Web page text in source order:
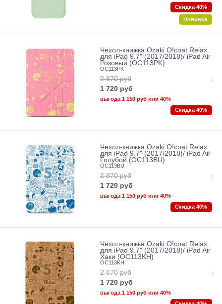
Скидка 40%
Новинка
Чехол-книжка Ozaki O!coat Relax
для iPad 9.7" (2017/2018)/ iPad Air
Розовый (OC113PK)
OC113PK
2 870 руб
1 720 руб
выгода 1 150 рубили 40%
Скидка 40%
Чехол-книжка Ozaki O!coat Relax
для iPad 9.7" (2017/2018)/ iPad Air
Голубой (OC113BU)
OC113BU
2 870 руб
1 720 руб
выгода 1 150 рубили 40%
Скидка 40%
Чехол-книжка Ozaki O!coat Relax
для iPad 9.7" (2017/2018)/ iPad Air
Хаки (OC113KH)
OC113KH
2 870 руб
1 720 руб
выгода 1 150 рубили 40%